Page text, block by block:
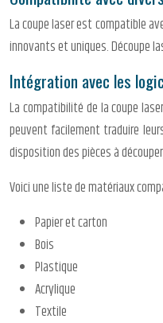
La coupe laser est compatible
innovants et uniques. Découpe
Intégration avec les
La compatibilité de la coupe
peuvent facilement traduire
disposition des pièces à
Voici une liste de matériaux
Papier et carton
Bois
Plastique
Acrylique
Textile